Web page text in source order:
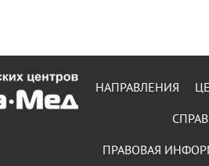
НАПРАВЛЕНИЯ
ПРАВОВАЯ